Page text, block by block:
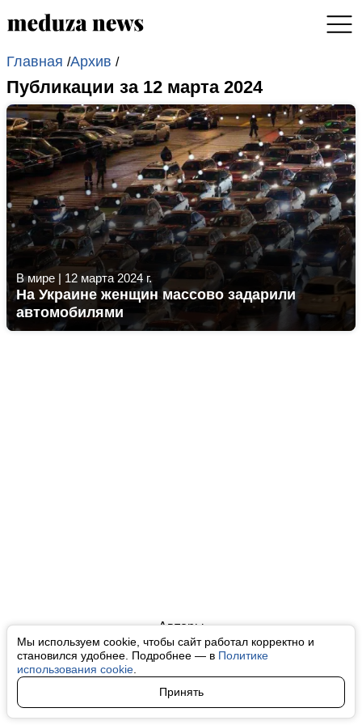
Мы используем cookie, чтобы сайт работал корректно и
становился удобнее. Подробнее — в Политике
использования cookie
Принять
Главная /Архив /
Публикации за 12 марта 2024
В мире | 12 марта 2024 г.
На Украине женщин массово задарили
автомобилями
Авторы
О нас
Архив
Условия использования cookie